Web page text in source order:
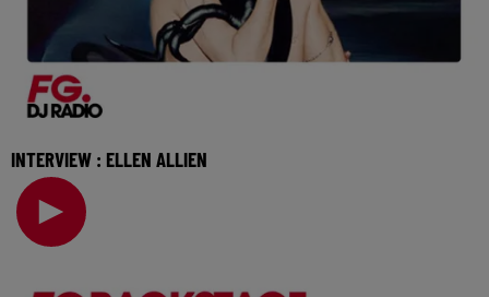
INTERVIEW : ELLEN ALLIEN
Figure incontestable de la techno allemande, Ellen Allien
vient nous présenter son nouvel album New